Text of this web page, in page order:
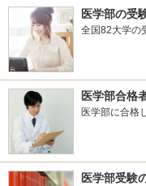
医学部の受
全国82大学の
医学部合格
医学部に合格
医学部受験